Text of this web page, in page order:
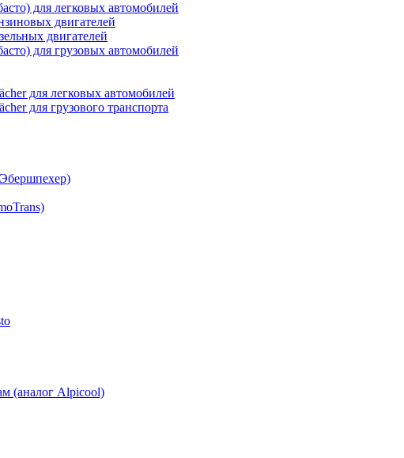
для легковых автомобилей
двигателей
двигателей
для грузовых автомобилей
для легковых автомобилей
для грузового транспорта
(аналог Alpicool)